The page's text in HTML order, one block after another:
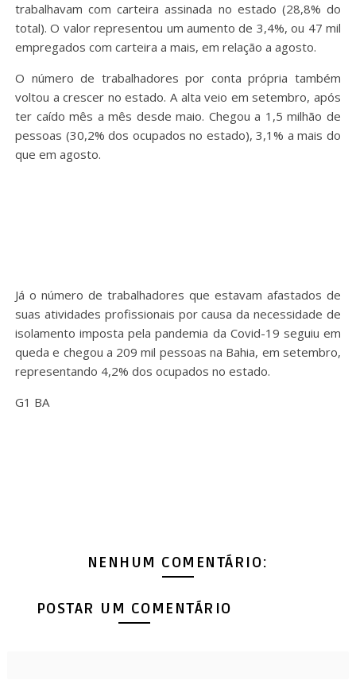
trabalhavam com carteira assinada no estado (28,8% do
total). O valor representou um aumento de 3,4%, ou 47 mil
empregados com carteira a mais, em relação a agosto.
O número de trabalhadores por conta própria também
voltou a crescer no estado. A alta veio em setembro, após
ter caído mês a mês desde maio. Chegou a 1,5 milhão de
pessoas (30,2% dos ocupados no estado), 3,1% a mais do
que em agosto.
Já o número de trabalhadores que estavam afastados de
suas atividades profissionais por causa da necessidade de
isolamento imposta pela pandemia da Covid-19 seguiu em
queda e chegou a 209 mil pessoas na Bahia, em setembro,
representando 4,2% dos ocupados no estado.
G1 BA
NENHUM COMENTÁRIO:
POSTAR UM COMENTÁRIO